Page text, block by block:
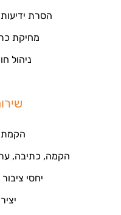
הסרת
מחיקת
ניהול
הקמת
הקמה, כתיבה,
יחסי